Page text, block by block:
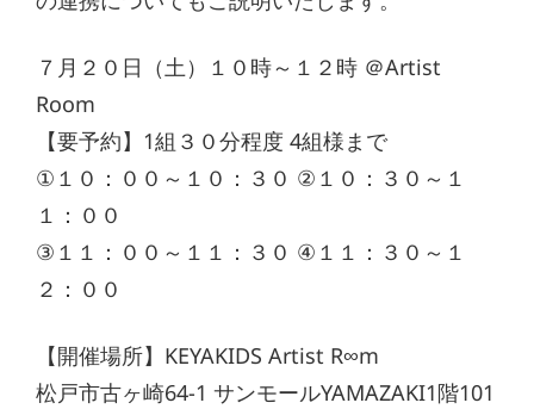
７月２０日（土）１０時～１２時 ＠Artist
Room
【要予約】1組３０分程度 4組様まで
①１０：００～１０：３０ ②１０：３０～１
１：００
③１１：００～１１：３０ ④１１：３０～１
２：００
【開催場所】KEYAKIDS Artist R∞m
松戸市古ヶ崎64-1 サンモールYAMAZAKI1階101